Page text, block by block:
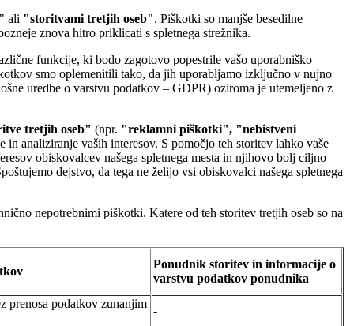
" ali "storitvami tretjih oseb". Piškotki so manjše besedilne
znova hitro priklicati s spletnega strežnika.
funkcije, ki bodo zagotovo popestrile vašo uporabniško
smo oplemenitili tako, da jih uporabljamo izključno v nujno
uredbe o varstvu podatkov – GDPR) oziroma je utemeljeno z
tretjih oseb" (npr. "reklamni piškotki", "nebistveni
in analiziranje vaših interesov. S pomočjo teh storitev lahko vaše
obiskovalcev našega spletnega mesta in njihovo bolj ciljno
dejstvo, da tega ne želijo vsi obiskovalci našega spletnega
nepotrebnimi piškotki. Katere od teh storitev tretjih oseb so na
Ponudnik storitev in informacije o
varstvu podatkov ponudnika
prenosa podatkov zunanjim
-